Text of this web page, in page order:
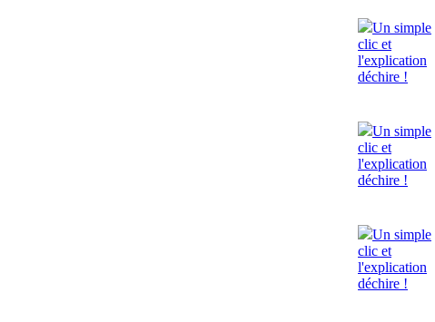
Un simple
clic et
l'explication
déchire !
Un simple
clic et
l'explication
déchire !
Un simple
clic et
l'explication
déchire !